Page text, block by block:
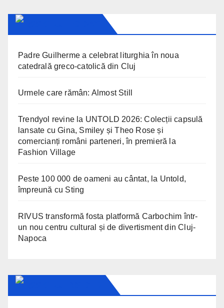
Padre Guilherme a celebrat liturghia în noua
catedrală greco-catolică din Cluj
Urmele care rămân: Almost Still
Trendyol revine la UNTOLD 2026: Colecții capsulă
lansate cu Gina, Smiley și Theo Rose și
comercianți români parteneri, în premieră la
Fashion Village
Peste 100 000 de oameni au cântat, la Untold,
împreună cu Sting
RIVUS transformă fosta platformă Carbochim într-
un nou centru cultural și de divertisment din Cluj-
Napoca